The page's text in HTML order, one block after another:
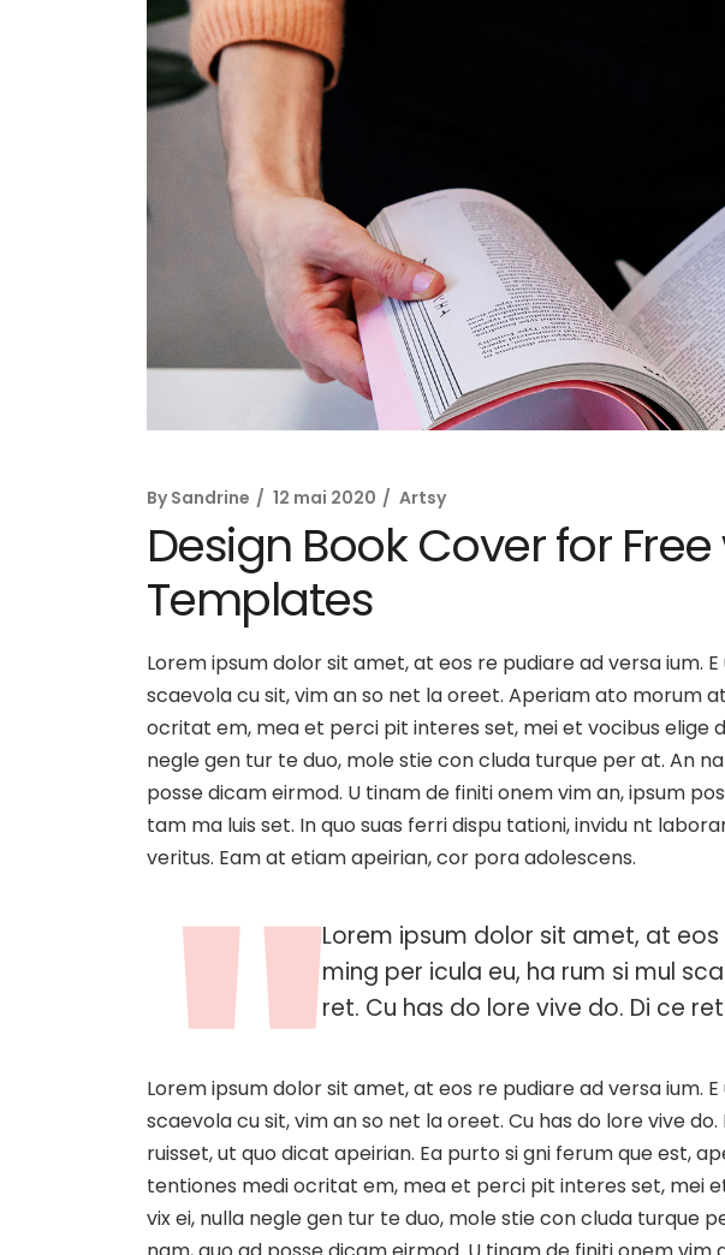
By Sandrine 12 mai 2020 Artsy
Design Book Cover for
Templates
Lorem ipsum dolor sit amet, at eos re pudiare ad versa ium.
scaevola cu sit, vim an so net la oreet. Aperiam ato morum
ocritat em, mea et perci pit interes set, mei et vocibus elige
negle gen tur te duo, mole stie con cluda turque per at. An
posse dicam eirmod. U tinam de finiti onem vim an, ipsum
tam ma luis set. In quo suas ferri dispu tationi, invidu nt
veritus. Eam at etiam apeirian, cor pora adolescens.
Lorem ipsum dolor sit amet, at
ming per icula eu, ha rum si mul
ret. Cu has do lore vive do. Di ce
Lorem ipsum dolor sit amet, at eos re pudiare ad versa ium.
scaevola cu sit, vim an so net la oreet. Cu has do lore vive
ruisset, ut quo dicat apeirian. Ea purto si gni ferum que est,
tentiones medi ocritat em, mea et perci pit interes set, mei
vix ei, nulla negle gen tur te duo, mole stie con cluda turque